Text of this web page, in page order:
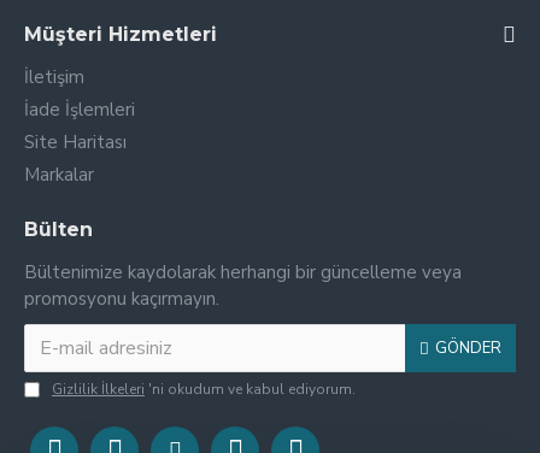
Müşteri Hizmetleri
İletişim
İade İşlemleri
Site Haritası
Markalar
Bülten
Bültenimize kaydolarak herhangi bir güncelleme veya
promosyonu kaçırmayın.
GÖNDER
Gizlilik İlkeleri 'ni okudum ve kabul ediyorum.